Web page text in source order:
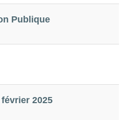
Publique
2025